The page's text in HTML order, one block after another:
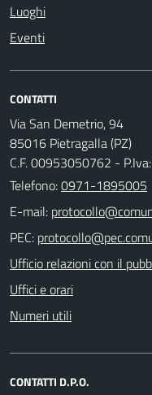
Luoghi
Eventi
CONTATTI
Via San Demetrio, 94
85016 Pietragalla (PZ)
C.F. 00953050762 -
Telefono:0971-1895005
E-mail:
PEC:
Ufficio relazioni con il
Uffici e orari
Numeri utili
CONTATTI D.P.O.